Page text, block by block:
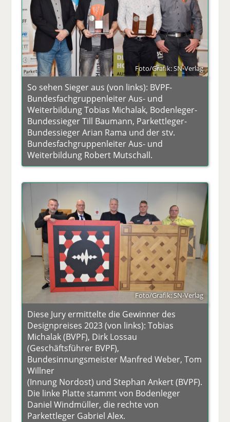
Foto/Grafik: SN-Verlag
So sehen Sieger aus (von links): BVPF-
Bundesfachgruppenleiter Aus- und
Weiterbildung Tobias Michalak, Bodenleger-
Bundessieger Till Baumann, Parkettleger-
Bundessieger Arian Rama und der stv.
Bundesfachgruppenleiter Aus- und
Weiterbildung Robert Mutschall.
Foto/Grafik: SN-Verlag
Diese Jury ermittelte die Gewinner des
Designpreises 2023 (von links): Tobias
Michalak (BVPF), Dirk Lossau
(Geschäftsführer BVPF),
Bundesinnungsmeister Manfred Weber, Tom
Willner
(Innung Nordost) und Stephan Ankert (BVPF).
Die linke Platte stammt von Bodenleger
Daniel Windmüller, die rechte von
Parkettleger Gabriel Alex.